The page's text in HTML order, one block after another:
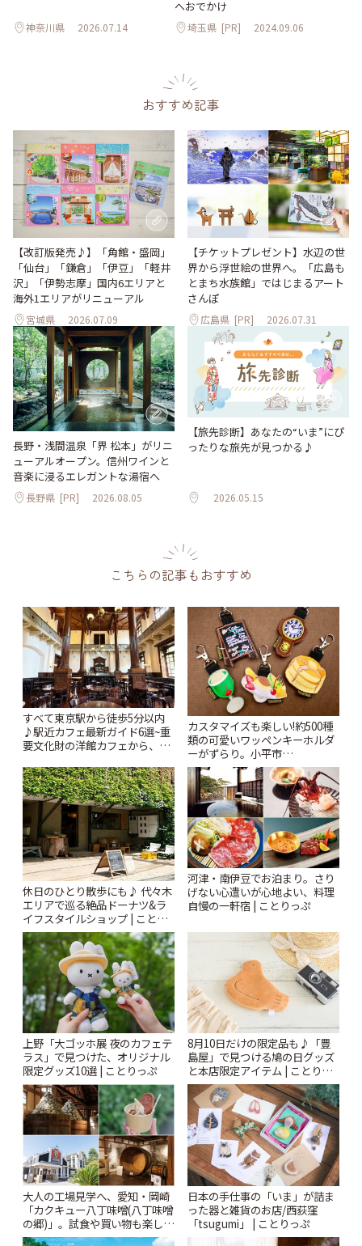
神奈川県 2026.07.14
へおでかけ
埼玉県 [PR] 2024.09.06
おすすめ記事
【改訂版発売♪】「角館・盛岡」
「仙台」「鎌倉」「伊豆」「軽井
沢」「伊勢志摩」国内6エリアと
海外1エリアがリニューアル
宮城県 2026.07.09
【チケットプレゼント】水辺の世
界から浮世絵の世界へ。「広島も
とまち水族館」ではじまるアート
さんぽ
広島県 [PR] 2026.07.31
長野・浅間温泉「界 松本」がリニ
ューアルオープン。信州ワインと
音楽に浸るエレガントな湯宿へ
長野県 [PR] 2026.08.05
【旅先診断】あなたの“いま”にぴ
ったりな旅先が見つかる♪
2026.05.15
こちらの記事もおすすめ
すべて東京駅から徒歩5分以内
♪駅近カフェ最新ガイド6選~重
要文化財の洋館カフェから、改
りっぷ
カスタマイズも楽しい!約500種
類の可愛いワッペンキーホルダ
ーがずらり。小平市
「Kimamaya T&K」 | ことりっ
ぷ
休日のひとり散歩にも♪ 代々木
エリアで巡る絶品ドーナツ&ラ
イフスタイルショップ | ことり
っぷ
河津・南伊豆でお泊まり。さり
げない心遣いが心地よい、料理
自慢の一軒宿 | ことりっぷ
上野「大ゴッホ展 夜のカフェテ
ラス」で見つけた、オリジナル
限定グッズ10選 | ことりっぷ
8月10日だけの限定品も♪「豊
島屋」で見つける鳩の日グッズ
と本店限定アイテム | ことりっ
ぷ
大人の工場見学へ、愛知・岡崎
「カクキュー八丁味噌(八丁味噌
の郷)」。試食や買い物も楽しみ
♪ | ことりっぷ
日本の手仕事の「いま」が詰ま
った器と雑貨のお店/西荻窪
「tsugumi」 | ことりっぷ